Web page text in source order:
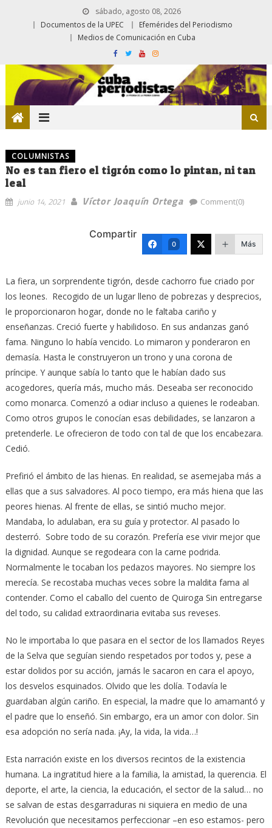
sábado, agosto 08, 2026
Documentos de la UPEC
Efemérides del Periodismo
Medios de Comunicación en Cuba
COLUMNISTAS
No es tan fiero el tigrón como lo pintan, ni tan
leal
junio 14, 2021 Víctor Joaquín Ortega Comment(0)
Compartir
0 Más
La fiera, un sorprendente tigrón, desde cachorro fue criado por
los leones. Recogido de un lugar lleno de pobrezas y desprecios,
le proporcionaron hogar, donde no le faltaba cariño y
enseñanzas. Creció fuerte y habilidoso. En sus andanzas ganó
fama. Ninguno lo había vencido. Lo mimaron y ponderaron en
demasía. Hasta le construyeron un trono y una corona de
príncipe. Y aunque sabía lo tanto que le habían dado sus
acogedores, quería más, mucho más. Deseaba ser reconocido
como monarca. Comenzó a odiar incluso a quienes le rodeaban.
Como otros grupos le conocían esas debilidades, se lanzaron a
pretenderle. Le ofrecieron de todo con tal de que los encabezara.
Cedió.
Prefirió el ámbito de las hienas. En realidad, se asemejaba más a
ellas que a sus salvadores. Al poco tiempo, era más hiena que las
peores hienas. Al frente de ellas, se sintió mucho mejor.
Mandaba, lo adulaban, era su guía y protector. Al pasado lo
desterró. Sobre todo de su corazón. Prefería ese vivir mejor que
la dignidad. Aunque se regodeara con la carne podrida.
Normalmente le tocaban los pedazos mayores. No siempre los
merecía. Se recostaba muchas veces sobre la maldita fama al
contender. Como el caballo del cuento de Quiroga Sin entregarse
del todo, su calidad extraordinaria evitaba sus reveses.
No le importaba lo que pasara en el sector de los llamados Reyes
de la Selva que seguían siendo respetados por todos y, pese a
estar dolidos por su acción, jamás le sacaron en cara el apoyo,
los desvelos esquinados. Olvido que les dolía. Todavía le
guardaban algún cariño. En especial, la madre que lo amamantó y
el padre que lo enseñó. Sin embargo, era un amor con dolor. Sin
esa adopción no sería nada. ¡Ay, la vida, la vida…!
Esta narración existe en los diversos recintos de la existencia
humana. La ingratitud hiere a la familia, la amistad, la querencia. El
deporte, el arte, la ciencia, la educación, el sector de la salud… no
se salvan de estas desgarraduras ni siquiera en medio de una
Revolución que necesitamos perfeccionar –en eso estamos- pero